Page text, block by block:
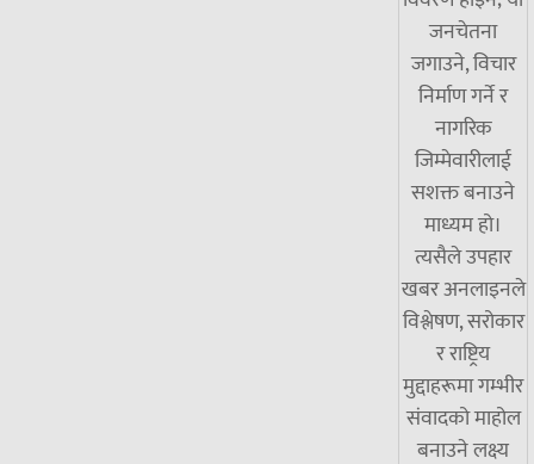
जनचेतना
जगाउने, विचार
निर्माण गर्ने र
नागरिक
जिम्मेवारीलाई
सशक्त बनाउने
माध्यम हो।
त्यसैले उपहार
खबर अनलाइनले
विश्लेषण, सरोकार
र राष्ट्रिय
मुद्दाहरूमा गम्भीर
संवादको माहोल
बनाउने लक्ष्य